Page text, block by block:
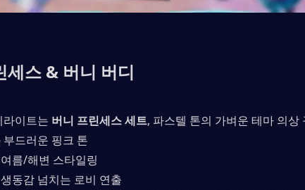
세스 & 버니 버디
라이트는 버니 프린세스 세트, 파스텔 톤의 가벼운 테마 의상
부드러운 핑크 톤
름/해변 스타일링
동감 넘치는 로비 연출